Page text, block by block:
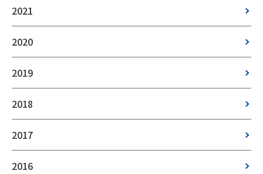
2021
2020
2019
2018
2017
2016